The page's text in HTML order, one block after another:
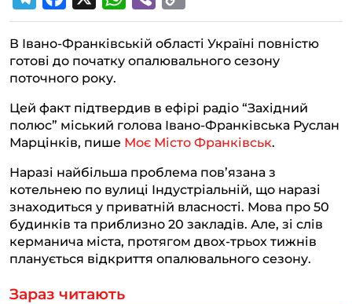
e
l
e
r
a
a
c
e
o
o
h
a
t
A
p
i
b
e
o
p
y
i
n
В Івано-Франківській області Україні повністю
готові до початку опалювального сезону
поточного року.
Цей факт підтвердив в ефірі радіо “Західний
полюс” міський голова Івано-Франківська Руслан
Марцінків, пише Моє Місто Франківськ.
Наразі найбільша проблема пов’язана з
котельнею по вулиці Індустріальній, що наразі
знаходиться у приватній власності. Мова про 50
будинків та приблизно 20 закладів. Але, зі слів
керманича міста, протягом двох-трьох тижнів
планується відкриття опалювального сезону.
Зараз читають